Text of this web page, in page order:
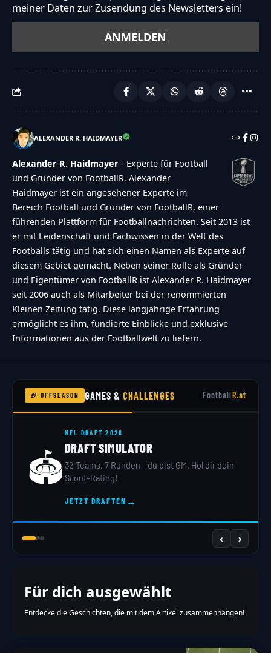
in with Facebook","google":"Sign in with
Google"},"voting":{"poll-ended":"Die Zeit zum
Abstimmen ist bei dieser Umfrage
akzeptiert noch keine Stimmen","already-voted-
on-poll":"TOUCHDOWN!!! Vielen Dank f\u00fcr
deine Teilnahme!","invalid-poll":"Fehler","no-
answers-selected":"Keine Antwort
ausgew\u00e4hlt","min-answers-
required":"Achtung du musst mindestens
{min_answers_allowed} Auswahl(en)
treffen.","max-answers-required":"Du kannst
maximal {max_answers_allowed} Antworten
w\u00e4hlen.","no-answer-for-other":"No other
answer entered","no-value-for-custom-field":"
{custom_field_name} is required","consent-not-
checked":"You must agree to our terms and
conditions","no-captcha-selected":"Captcha is
required","not-allowed-by-ban":"Abstimmen
allowed-by-limit":"Abstimmen nicht
m\u00f6glich","thank-you":"TOUCHDOWN!!!
many-chars-for-custom-field":"Text for
{custom_field_name} is too long"},"results":
{"single-vote":"Stimme","multiple-
a-more\/college\/toetlichem-autounfall-neue-
willock"}
meiner Daten zur Zusendung des Newsletters ein!
ALEXANDER R. HAIDMAYER
Alexander R. Haidmayer - Experte für Football
und Gründer von FootballR. Alexander
Haidmayer ist ein angesehener Experte im
Bereich Football und Gründer von FootballR, einer
führenden Plattform für Footballnachrichten. Seit 2013 ist
er mit Leidenschaft und Fachwissen in der Welt des
Footballs tätig und hat sich einen Namen als Experte auf
diesem Gebiet gemacht. Neben seiner Rolle als Gründer
und Eigentümer von FootballR ist Alexander R. Haidmayer
seit 2006 auch als Mitarbeiter bei der renommierten
Kleinen Zeitung tätig. Diese langjährige Erfahrung
ermöglicht es ihm, fundierte Einblicke und exklusive
Informationen aus der Footballwelt zu liefern.
🏈 OFFSEASON GAMES &CHALLENGES FootballR.at
🏟️
NFL DRAFT 2026
DRAFT SIMULATOR
32 Teams, 7 Runden – du bist GM. Hol dir dein
Scout-Rating!
JETZT DRAFTEN →
‹ ›
Für dich ausgewählt
Entdecke die Geschichten, die mit dem Artikel zusammenhängen!